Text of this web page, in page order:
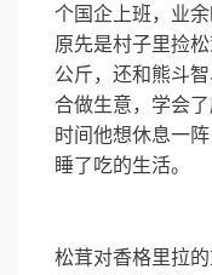
个国企上班，业
原先是村子里捡
公斤，还和熊斗
合做生意，学会
时间他想休息一
睡了吃的生活。
松茸对香格里拉